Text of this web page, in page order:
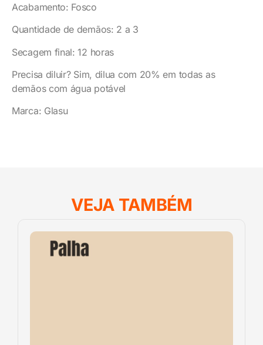
Acabamento: Fosco
Quantidade de demãos: 2 a 3
Secagem final: 12 horas
Precisa diluir? Sim, dilua com 20% em todas as
demãos com água potável
Marca: Glasu
VEJA TAMBÉM